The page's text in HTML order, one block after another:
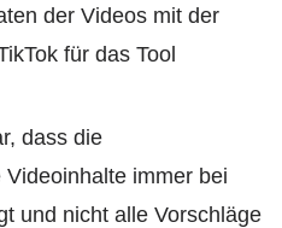
der Videos mit der
für das Tool
dass die
immer bei
und nicht alle Vorschläge